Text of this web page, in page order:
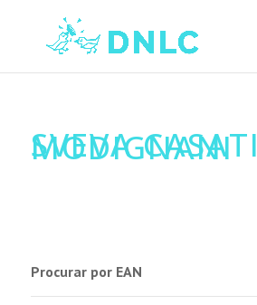
SVEVA CASATI
MODIGNANI
Procurar por EAN